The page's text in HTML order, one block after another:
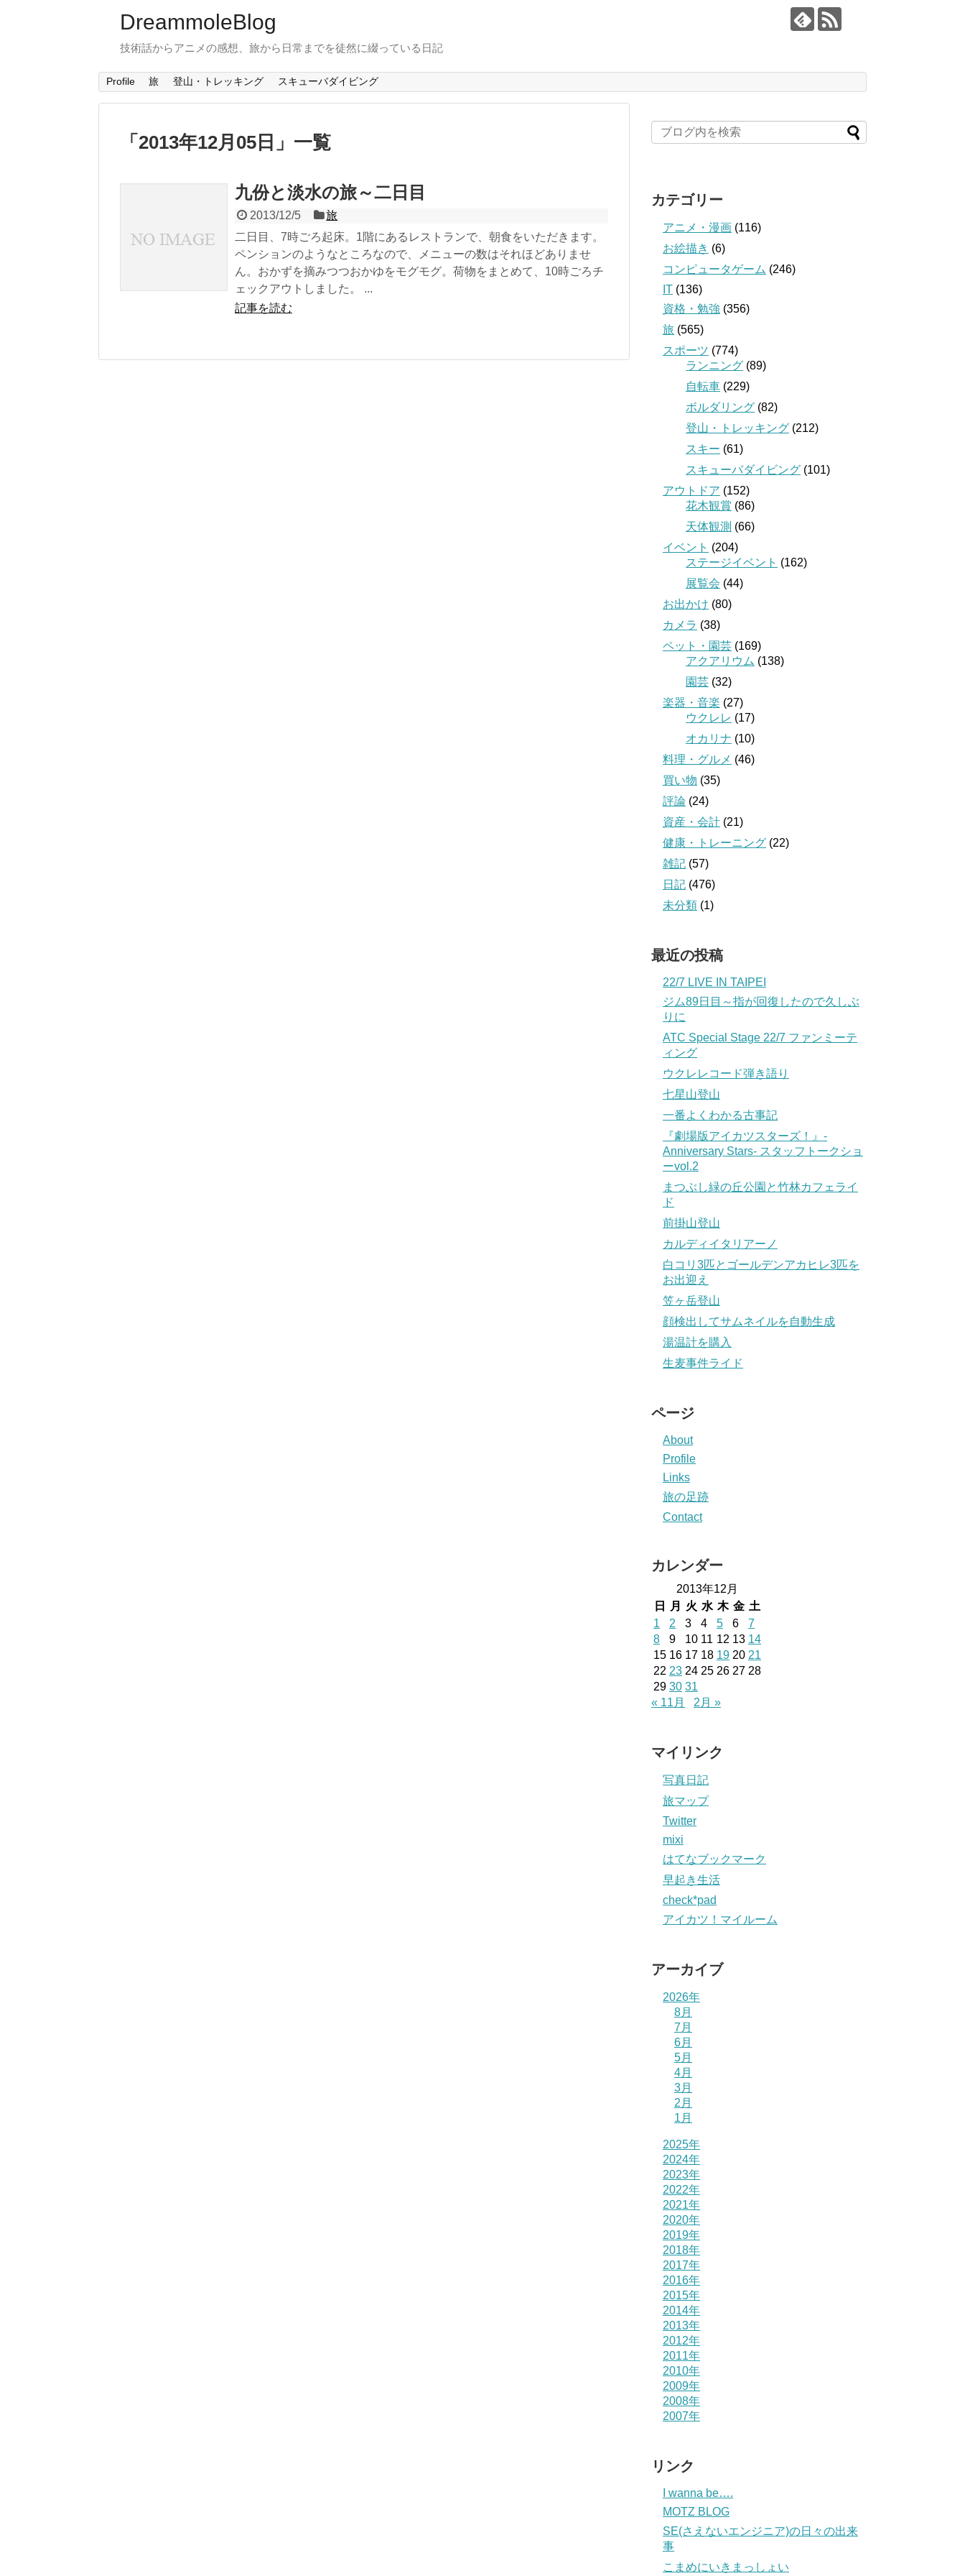
DreammoleBlog
技術話からアニメの感想、旅から日常までを徒然に綴っている日記
Profile 旅 登山・トレッキング スキューバダイビング
「 2013年12月05日 」 一覧
九份と淡水の旅～二日目
2013/12/5
旅
二日目、7時ごろ起床。1階にあるレストランで、朝食をいただきます。
ペンションのようなところなので、メニューの数はそれほどありませ
ん。おかずを摘みつつおかゆをモグモグ。荷物をまとめて、10時ごろチ
ェックアウトしました。 ...
記事を読む
カテゴリー
アニメ・漫画 (116)
お絵描き (6)
コンピュータゲーム (246)
IT (136)
資格・勉強 (356)
旅 (565)
スポーツ (774)
ランニング (89)
自転車 (229)
ボルダリング (82)
登山・トレッキング (212)
スキー (61)
スキューバダイビング (101)
アウトドア (152)
花木観賞 (86)
天体観測 (66)
イベント (204)
ステージイベント (162)
展覧会 (44)
お出かけ (80)
カメラ (38)
ペット・園芸 (169)
アクアリウム (138)
園芸 (32)
楽器・音楽 (27)
ウクレレ (17)
オカリナ (10)
料理・グルメ (46)
買い物 (35)
評論 (24)
資産・会計 (21)
健康・トレーニング (22)
雑記 (57)
日記 (476)
未分類 (1)
最近の投稿
22/7 LIVE IN TAIPEI
ジム89日目～指が回復したので久しぶ
りに
ATC Special Stage 22/7 ファンミーテ
ィング
ウクレレコード弾き語り
七星山登山
一番よくわかる古事記
『劇場版アイカツスターズ！』-
Anniversary Stars- スタッフトークショ
ーvol.2
まつぶし緑の丘公園と竹林カフェライ
ド
前掛山登山
カルディイタリアーノ
白コリ3匹とゴールデンアカヒレ3匹を
お出迎え
笠ヶ岳登山
顔検出してサムネイルを自動生成
湯温計を購入
生麦事件ライド
ページ
About
Profile
Links
旅の足跡
Contact
カレンダー
2013年12月
日
月 火 水 木 金 土
1
2 3 4 5 6
7
8
9 10 11 12 13 14
15 16 17 18 19 20 21
22 23 24 25 26 27 28
29 30 31
« 11月
2月 »
マイリンク
写真日記
旅マップ
Twitter
mixi
はてなブックマーク
早起き生活
check*pad
アイカツ！マイルーム
アーカイブ
2026年
8月
7月
6月
5月
4月
3月
2月
1月
2025年
2024年
2023年
2022年
2021年
2020年
2019年
2018年
2017年
2016年
2015年
2014年
2013年
2012年
2011年
2010年
2009年
2008年
2007年
リンク
I wanna be….
MOTZ BLOG
SE(さえないエンジニア)の日々の出来
事
こまめにいきまっしょい